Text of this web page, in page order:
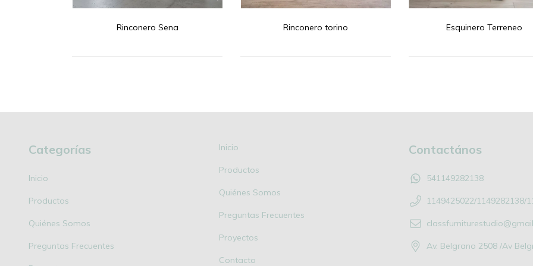
Rinconero Sena Rinconero torino Esquinero Terreneo
Categorías
Inicio
Productos
Quiénes Somos
Preguntas Frecuentes
Inicio
Productos
Quiénes Somos
Preguntas Frecuentes
Proyectos
Contacto
Contactános
541149282138
1149425022/1149282138/
Av. Belgrano 2508 /Av